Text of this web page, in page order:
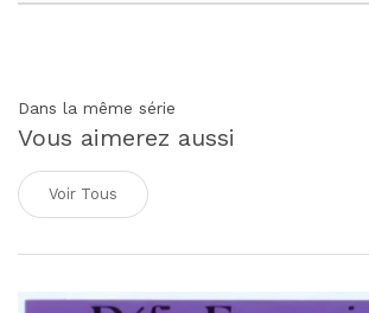
Dans la même série
Vous aimerez aussi
Voir Tous